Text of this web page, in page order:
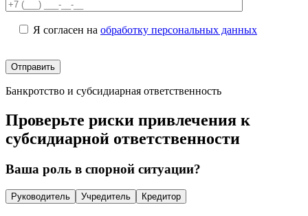
Я согласен на обработку персональных данных
Банкротство и субсидиарная ответственность
Проверьте риски привлечения к
субсидиарной ответственности
Ваша роль в спорной ситуации?
Руководитель Учредитель Кредитор